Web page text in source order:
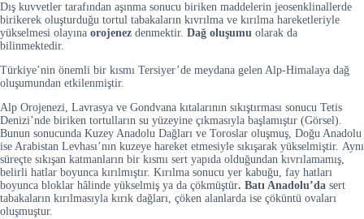
Dış kuvvetler tarafından aşınma sonucu biriken maddelerin jeosenklinallerde
birikerek oluşturduğu tortul tabakaların kıvrılma ve kırılma hareketleriyle
yükselmesi olayına orojenez denmektir. Dağ oluşumu olarak da
bilinmektedir.
Türkiye’nin önemli bir kısmı Tersiyer’de meydana gelen Alp-Himalaya dağ
oluşumundan etkilenmiştir.
Alp Orojenezi, Lavrasya ve Gondvana kıtalarının sıkıştırması sonucu Tetis
Denizi’nde biriken tortulların su yüzeyine çıkmasıyla başlamıştır (Görsel).
Bunun sonucunda Kuzey Anadolu Dağları ve Toroslar oluşmuş, Doğu Anadolu
ise Arabistan Levhası’nın kuzeye hareket etmesiyle sıkışarak yükselmiştir. Aynı
süreçte sıkışan katmanların bir kısmı sert yapıda olduğundan kıvrılamamış,
belirli hatlar boyunca kırılmıştır. Kırılma sonucu yer kabuğu, fay hatları
boyunca bloklar hâlinde yükselmiş ya da çökmüştür. Batı Anadolu’da sert
tabakaların kırılmasıyla kırık dağları, çöken alanlarda ise çöküntü ovaları
oluşmuştur.